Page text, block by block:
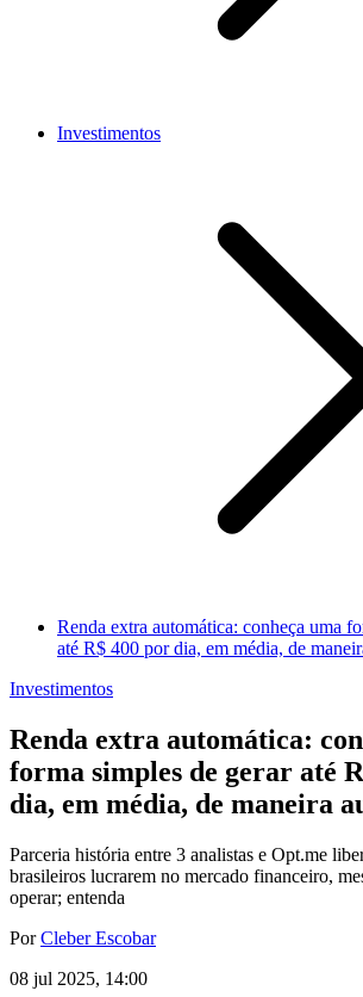
Investimentos
Renda extra automática: conheça uma
até R$ 400 por dia, em média, de
Investimentos
Renda extra automática:
forma simples de gerar até
dia, em média, de maneira
Parceria história entre 3 analistas e Opt.me
brasileiros lucrarem no mercado financeiro,
operar; entenda
PorCleber Escobar
08 jul 2025, 14:00